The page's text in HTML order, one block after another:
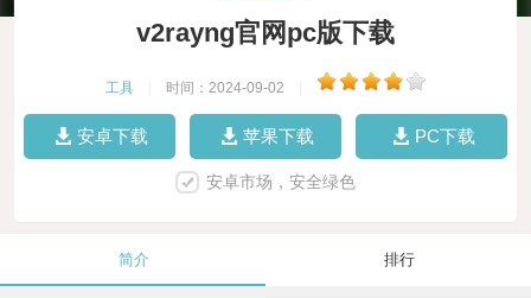
v2rayng官网pc版下载
工具 时间：2024-09-02
安卓下载 苹果下载 PC下载
安卓市场，安全绿色
简介 排行